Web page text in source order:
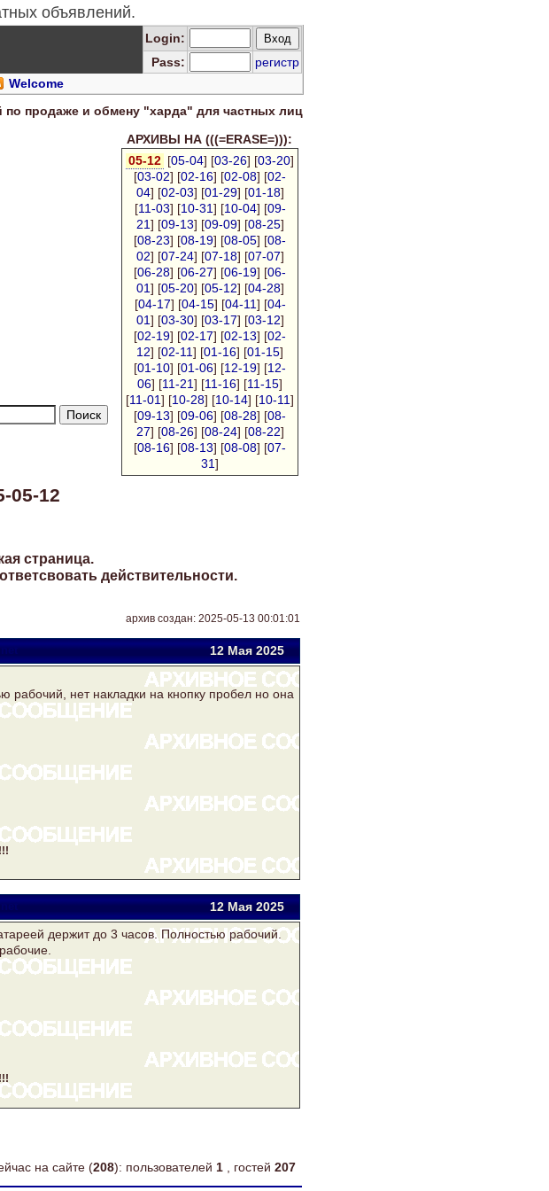
объявлений.
Login:
Pass:
регистр
Welcome
по продаже и обмену "харда" для частных лиц
АРХИВЫ НА (((=ERASE=))):
05-12 [05-04] [03-26] [03-20]
[03-02] [02-16] [02-08] [02-
04] [02-03] [01-29] [01-18]
[11-03] [10-31] [10-04] [09-
21] [09-13] [09-09] [08-25]
[08-23] [08-19] [08-05] [08-
02] [07-24] [07-18] [07-07]
[06-28] [06-27] [06-19] [06-
01] [05-20] [05-12] [04-28]
[04-17] [04-15] [04-11] [04-
01] [03-30] [03-17] [03-12]
[02-19] [02-17] [02-13] [02-
12] [02-11] [01-16] [01-15]
[01-10] [01-06] [12-19] [12-
06] [11-21] [11-16] [11-15]
[11-01] [10-28] [10-14] [10-11]
[09-13] [09-06] [08-28] [08-
27] [08-26] [08-24] [08-22]
[08-16] [08-13] [08-08] [07-
31]
05-12
страница.
действительности.
архив создан: 2025-05-13 00:01:01
12 Мая 2025
рабочий, нет накладки на кнопку пробел но она
12 Мая 2025
держит до 3 часов. Полностью рабочий.
на сайте (208): пользователей 1 , гостей 207